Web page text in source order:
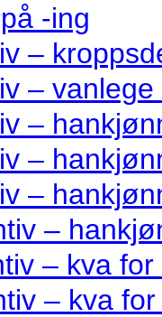
-ing
–
–
–
–
–
–
– kva
– kva